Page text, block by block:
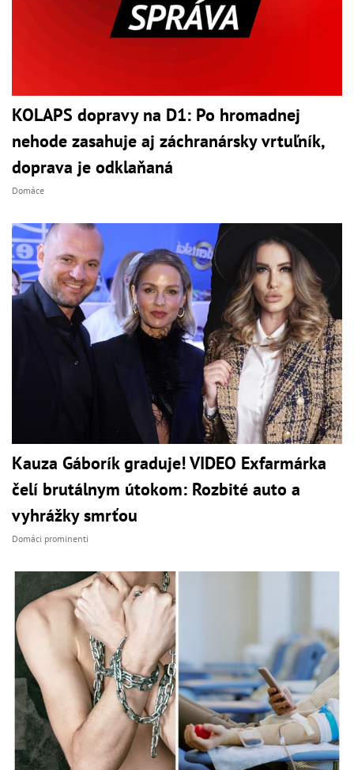
KOLAPS dopravy na D1: Po hromadnej
nehode zasahuje aj záchranársky vrtuľník,
doprava je odklaňaná
Domáce
Kauza Gáborík graduje! VIDEO Exfarmárka
čelí brutálnym útokom: Rozbité auto a
vyhrážky smrťou
Domáci prominenti